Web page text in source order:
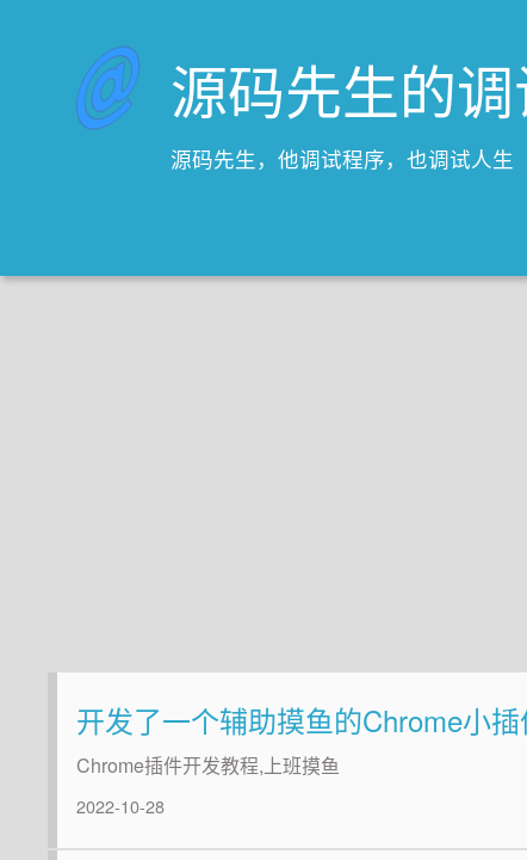
源码先生的
源码先生，他调试程序，也调试人生
开发了一个辅助摸鱼的Chrome小插
Chrome插件开发教程,上班摸鱼
2022-10-28